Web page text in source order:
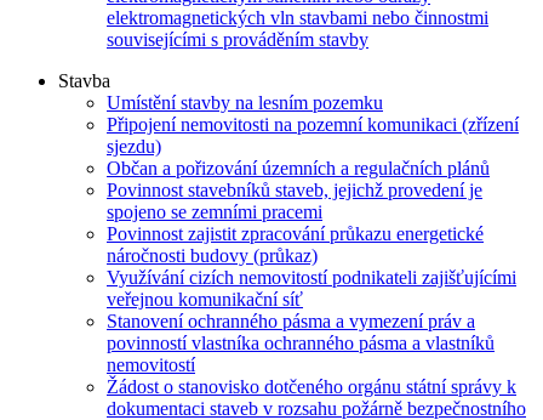
elektromagnetických vln stavbami nebo činnostmi
souvisejícími s prováděním stavby
Stavba
Umístění stavby na lesním pozemku
Připojení nemovitosti na pozemní komunikaci (zřízení
sjezdu)
Občan a pořizování územních a regulačních plánů
Povinnost stavebníků staveb, jejichž provedení je
spojeno se zemními pracemi
Povinnost zajistit zpracování průkazu energetické
náročnosti budovy (průkaz)
Využívání cizích nemovitostí podnikateli zajišťujícími
veřejnou komunikační síť
Stanovení ochranného pásma a vymezení práv a
povinností vlastníka ochranného pásma a vlastníků
nemovitostí
Žádost o stanovisko dotčeného orgánu státní správy k
dokumentaci staveb v rozsahu požárně bezpečnostního